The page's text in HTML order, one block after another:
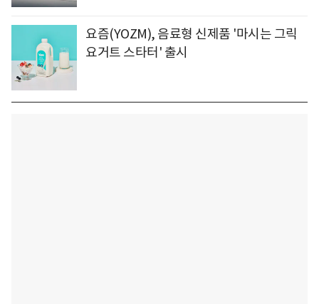
요즘(YOZM), 음료형 신제품 '마시는 그릭
요거트 스타터' 출시